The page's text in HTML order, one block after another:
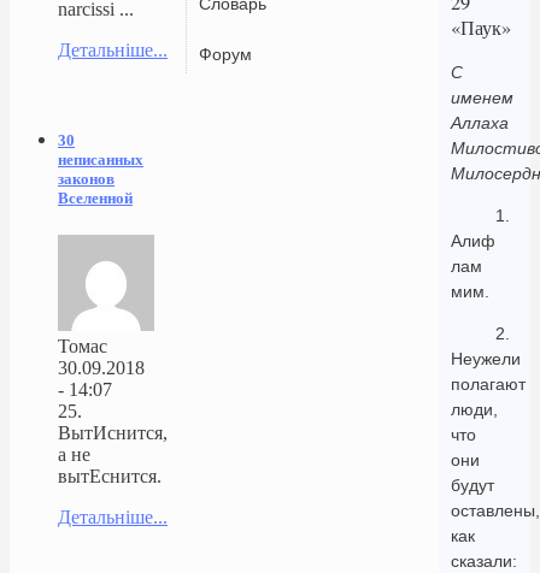
Форум
«Паук»
С
именем
Аллаха
1.
Алиф
лам
мим.
2.
Неужели
полагают
люди,
что
они
будут
оставлены,
как
сказали:
narcissi ...
Детальніше...
30
неписанных
законов
Вселенной
Томас
30.09.2018
- 14:07
25.
ВытИснится,
а не
вытЕснится.
Детальніше...